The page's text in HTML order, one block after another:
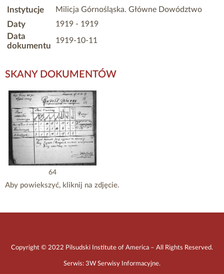
Instytucje Milicja Górnośląska. Główne Dowództwo
Daty 1919 - 1919
Data
dokumentu
1919-10-11
SKANY DOKUMENTÓW
64
Aby powiekszyć, kliknij na zdjęcie.
Copyright © 2022 Pilsudski Institute of America – All Rights Reserved.
Serwis: 3W Serwisy Informacyjne.